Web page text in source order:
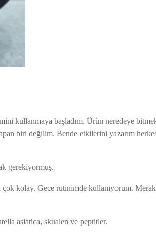
kullanmaya başladım. Ürün neredeye
biri değilim. Bende etkilerini yazarım
gerekiyormuş.
çok kolay. Gece rutinimde kullanıyorum. Merak
asiatica, skualen ve peptitler.